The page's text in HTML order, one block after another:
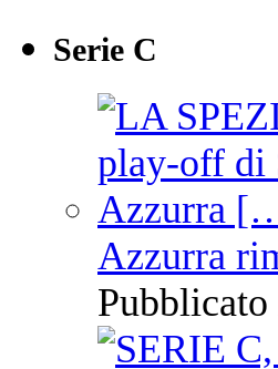
Serie C
Azzurra